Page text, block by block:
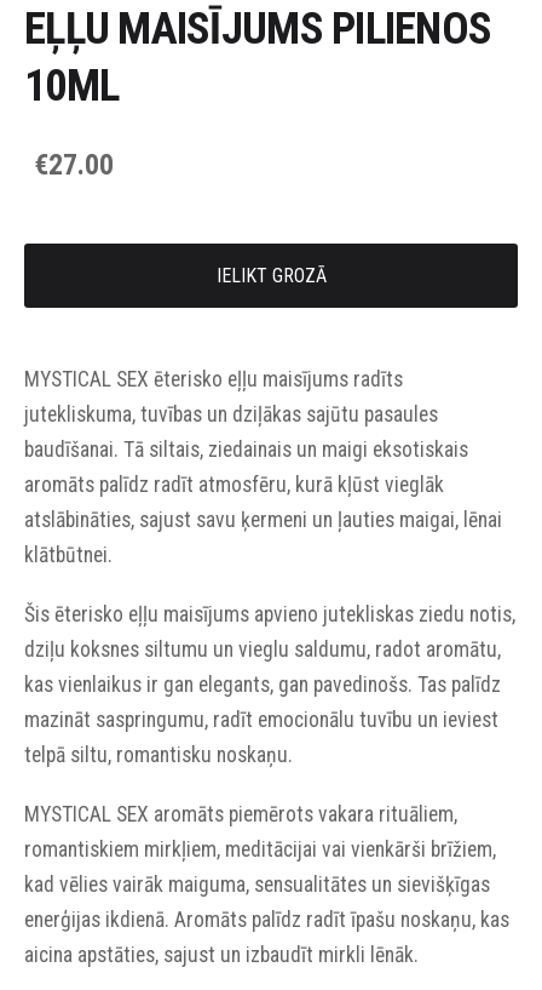
EĻĻU MAISĪJUMS PILIENOS
10ML
€27.00
IELIKT GROZĀ
MYSTICAL SEX ēterisko eļļu maisījums radīts
jutekliskuma, tuvības un dziļākas sajūtu pasaules
baudīšanai. Tā siltais, ziedainais un maigi eksotiskais
aromāts palīdz radīt atmosfēru, kurā kļūst vieglāk
atslābināties, sajust savu ķermeni un ļauties maigai, lēnai
klātbūtnei.
Šis ēterisko eļļu maisījums apvieno jutekliskas ziedu notis,
dziļu koksnes siltumu un vieglu saldumu, radot aromātu,
kas vienlaikus ir gan elegants, gan pavedinošs. Tas palīdz
mazināt saspringumu, radīt emocionālu tuvību un ieviest
telpā siltu, romantisku noskaņu.
MYSTICAL SEX aromāts piemērots vakara rituāliem,
romantiskiem mirkļiem, meditācijai vai vienkārši brīžiem,
kad vēlies vairāk maiguma, sensualitātes un sievišķīgas
enerģijas ikdienā. Aromāts palīdz radīt īpašu noskaņu, kas
aicina apstāties, sajust un izbaudīt mirkli lēnāk.